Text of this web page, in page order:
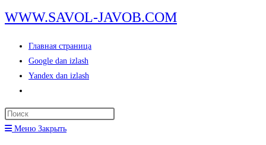
Перейти
к
содержимому
WWW.SAVOL-JAVOB.COM
Главная страница
Google dan izlash
Yandex dan izlash
по
веб-
Меню Закрыть